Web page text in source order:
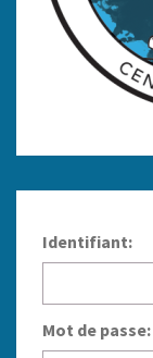
Identifiant:
Mot de passe: